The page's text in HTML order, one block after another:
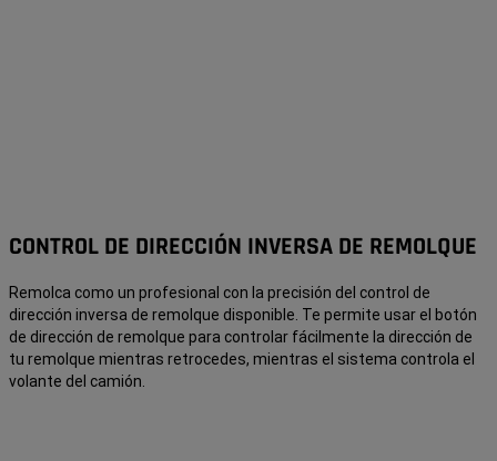
CONTROL DE DIRECCIÓN INVERSA DE REMOLQUE
Remolca como un profesional con la precisión del control de
dirección inversa de remolque disponible. Te permite usar el botón
de dirección de remolque para controlar fácilmente la dirección de
tu remolque mientras retrocedes, mientras el sistema controla el
volante del camión.